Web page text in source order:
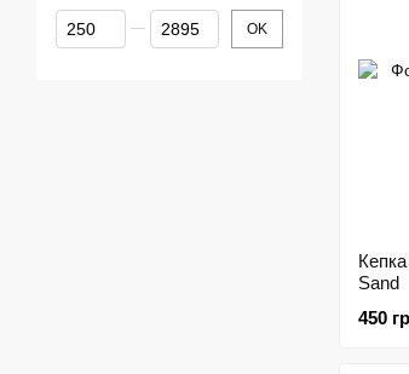
Sand
450
От Цена, грн
До Цена, грн OK